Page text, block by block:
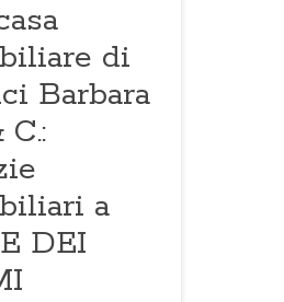
di
Barbara
C.:
a
DEI